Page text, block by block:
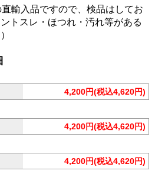
輸入品ですので、検品はしてお
トスレ・ほつれ・汚れ等がある
4,200円(税込4,620円)
4,200円(税込4,620円)
4,200円(税込4,620円)